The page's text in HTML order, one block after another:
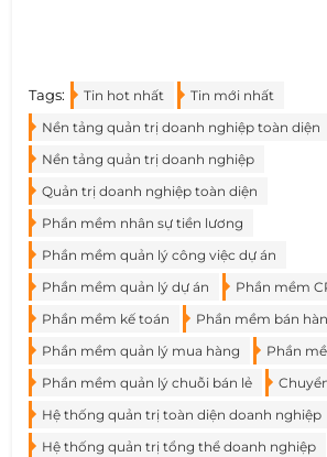
Tags: Tin hot nhất
Tin mới nhất
Nền tảng quản trị doanh nghiệp toàn diện
Nền tảng quản trị doanh nghiệp
Quản trị doanh nghiệp toàn diện
Phần mềm nhân sự tiền lương
Phần mềm quản lý công việc dự án
Phần mềm quản lý dự án
Phần mềm
Phần mềm kế toán
Phần mềm bán
Phần mềm quản lý mua hàng
Phần
Phần mềm quản lý chuỗi bán lẻ
Hệ thống quản trị toàn diện doanh nghiệp
Hệ thống quản trị tổng thể doanh nghiệp